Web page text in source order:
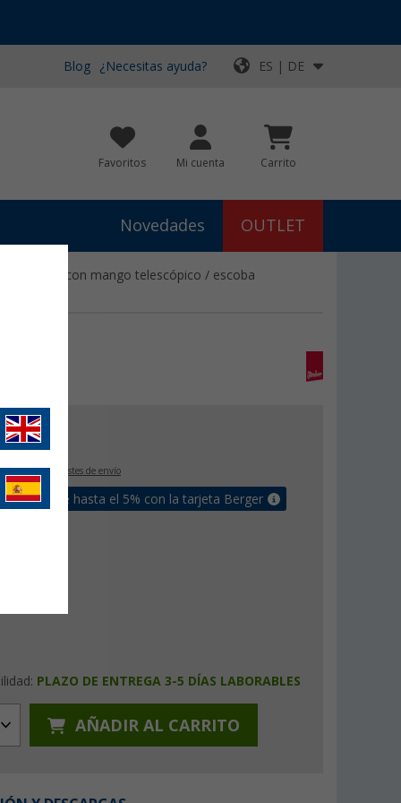
Blog ¿Necesitas ayuda? ES | DE
Favoritos Mi cuenta Carrito
Novedades OUTLET
triangular con mango telescópico / escoba
€
incluido + Costes de envío
un bonus de hasta el 5% con la tarjeta Berger
PLAZO DE ENTREGA 3-5 DÍAS LABORABLES
AÑADIR AL CARRITO